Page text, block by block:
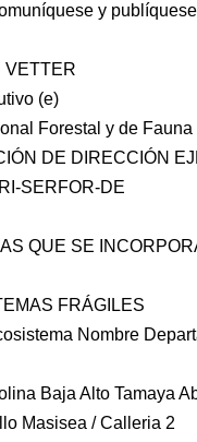
y
VETTER
(e)
Forestal y de
DE DIRECCIÓN
SERFOR-DE
QUE SE
FRÁGILES
Nombre
Baja Alto Tamaya
Masisea / Calleria 2